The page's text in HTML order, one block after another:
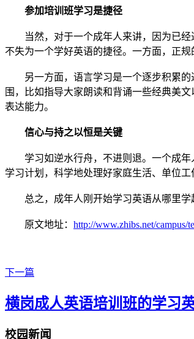
参加培训班学习是捷径
当然，对于一个成年人来讲，因为已
不失为一个学好英语的捷径。一方面，正
另一方面，语言学习是一个逐步积累
围，比如指导大家朗读和背诵一些经典美
表达能力。
信心与持之以恒是关键
学习如逆水行舟，不进则退。一个成年
学习计划，科学地处理好家庭生活、单位
总之，成年人刚开始学习英语从哪里学
原文地址： http://www.zhibs.net/campus/
下一篇
横岗成人英语培训班的学习
校园新闻